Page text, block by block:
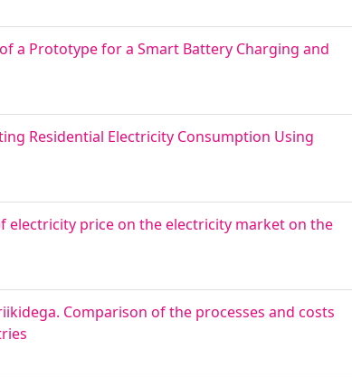
a Prototype for a Smart Battery Charging and
Residential Electricity Consumption Using
electricity price on the electricity market on the
Comparison of the processes and costs